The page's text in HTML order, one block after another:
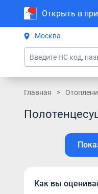
Открыть в
Москва
Главная
Как вы